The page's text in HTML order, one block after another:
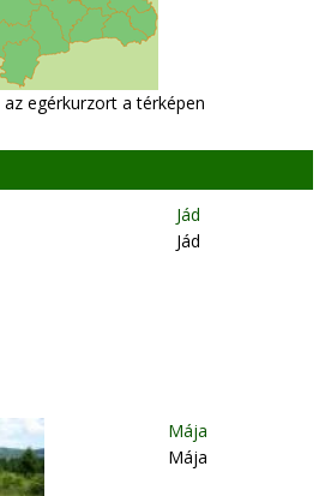
egérkurzort a térképen
Jád
Jád
Mája
Mája